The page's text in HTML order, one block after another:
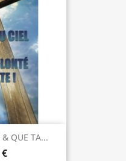
& QUE TA...